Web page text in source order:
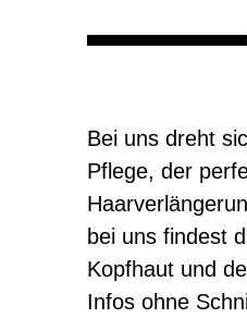
Bei uns dreht
Pflege, der
bei uns findest
Kopfhaut und
Infos ohne